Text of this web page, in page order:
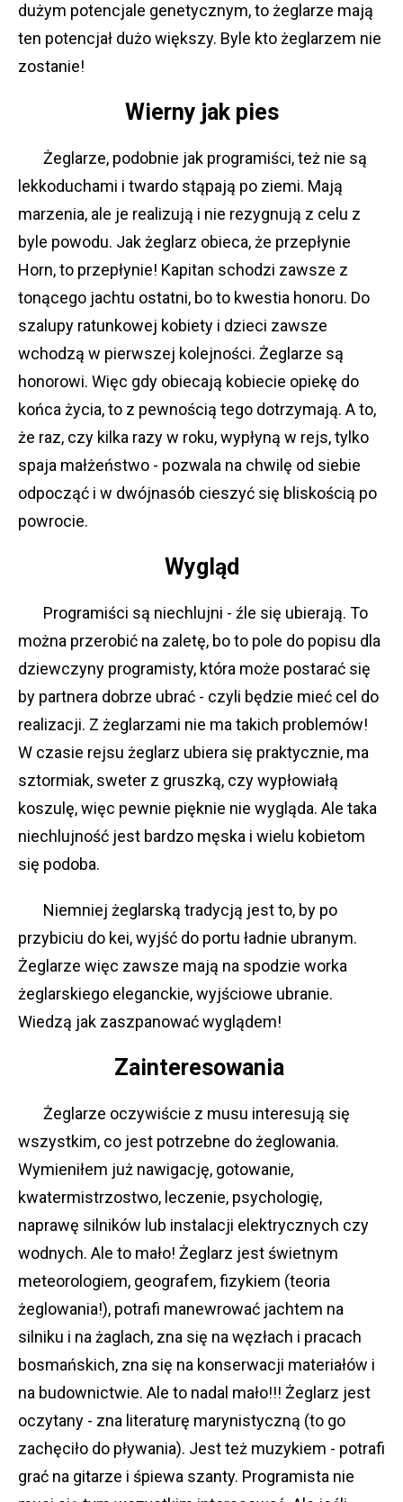
dużym potencjale genetycznym, to żeglarze mają
ten potencjał dużo większy. Byle kto żeglarzem nie
zostanie!
Wierny jak pies
Żeglarze, podobnie jak programiści, też nie są
lekkoduchami i twardo stąpają po ziemi. Mają
marzenia, ale je realizują i nie rezygnują z celu z
byle powodu. Jak żeglarz obieca, że przepłynie
Horn, to przepłynie! Kapitan schodzi zawsze z
tonącego jachtu ostatni, bo to kwestia honoru. Do
szalupy ratunkowej kobiety i dzieci zawsze
wchodzą w pierwszej kolejności. Żeglarze są
honorowi. Więc gdy obiecają kobiecie opiekę do
końca życia, to z pewnością tego dotrzymają. A to,
że raz, czy kilka razy w roku, wypłyną w rejs, tylko
spaja małżeństwo - pozwala na chwilę od siebie
odpocząć i w dwójnasób cieszyć się bliskością po
powrocie.
Wygląd
Programiści są niechlujni - źle się ubierają. To
można przerobić na zaletę, bo to pole do popisu dla
dziewczyny programisty, która może postarać się
by partnera dobrze ubrać - czyli będzie mieć cel do
realizacji. Z żeglarzami nie ma takich problemów!
W czasie rejsu żeglarz ubiera się praktycznie, ma
sztormiak, sweter z gruszką, czy wypłowiałą
koszulę, więc pewnie pięknie nie wygląda. Ale taka
niechlujność jest bardzo męska i wielu kobietom
się podoba.
Niemniej żeglarską tradycją jest to, by po
przybiciu do kei, wyjść do portu ładnie ubranym.
Żeglarze więc zawsze mają na spodzie worka
żeglarskiego eleganckie, wyjściowe ubranie.
Wiedzą jak zaszpanować wyglądem!
Zainteresowania
Żeglarze oczywiście z musu interesują się
wszystkim, co jest potrzebne do żeglowania.
Wymieniłem już nawigację, gotowanie,
kwatermistrzostwo, leczenie, psychologię,
naprawę silników lub instalacji elektrycznych czy
wodnych. Ale to mało! Żeglarz jest świetnym
meteorologiem, geografem, fizykiem (teoria
żeglowania!), potrafi manewrować jachtem na
silniku i na żaglach, zna się na węzłach i pracach
bosmańskich, zna się na konserwacji materiałów i
na budownictwie. Ale to nadal mało!!! Żeglarz jest
oczytany - zna literaturę marynistyczną (to go
zachęciło do pływania). Jest też muzykiem - potrafi
grać na gitarze i śpiewa szanty. Programista nie